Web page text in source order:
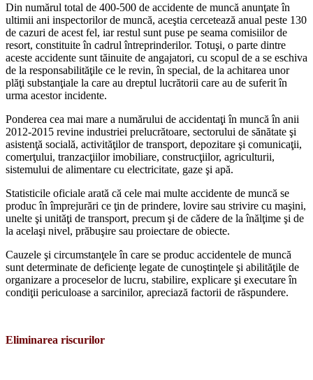
Din numărul total de 400-500 de ac­cidente de muncă anunţate în
ultimii ani inspectorilor de muncă, aceştia cercetează anual peste 130
de cazuri de acest fel, iar re­stul sunt puse pe seama comisiilor de
resort, constituite în cadrul întreprinderilor. Totuşi, o parte dintre
aceste accidente sunt tăinuite de angajatori, cu scopul de a se eschiva
de la responsabilităţile ce le revin, în special, de la achitarea unor
plăţi substanţiale la care au dreptul lucrătorii care au de suferit în
urma acestor incidente.
Ponderea cea mai mare a numărului de accidentaţi în muncă în anii
2012-2015 re­vine industriei prelucrătoare, sectorului de sănătate şi
asistenţă socială, activităţilor de transport, depozitare şi comunicaţii,
comer­ţului, tranzacţiilor imobiliare, construcţii­lor, agriculturii,
sistemului de alimentare cu electricitate, gaze şi apă.
Statisticile oficiale arată că cele mai multe accidente de muncă se
produc în împrejurări ce ţin de prindere, lovire sau strivire cu ma­şini,
unelte şi unităţi de transport, precum şi de cădere de la înălţime şi de
la acelaşi nivel, prăbuşire sau proiectare de obiecte.
Cauzele şi circumstanţele în care se pro­duc accidentele de muncă
sunt determinate de deficienţe legate de cunoştinţele şi abi­lităţile de
organizare a proceselor de lucru, stabilire, explicare şi executare în
condiţii periculoase a sarcinilor, apreciază factorii de răspundere.
Eliminarea riscurilor